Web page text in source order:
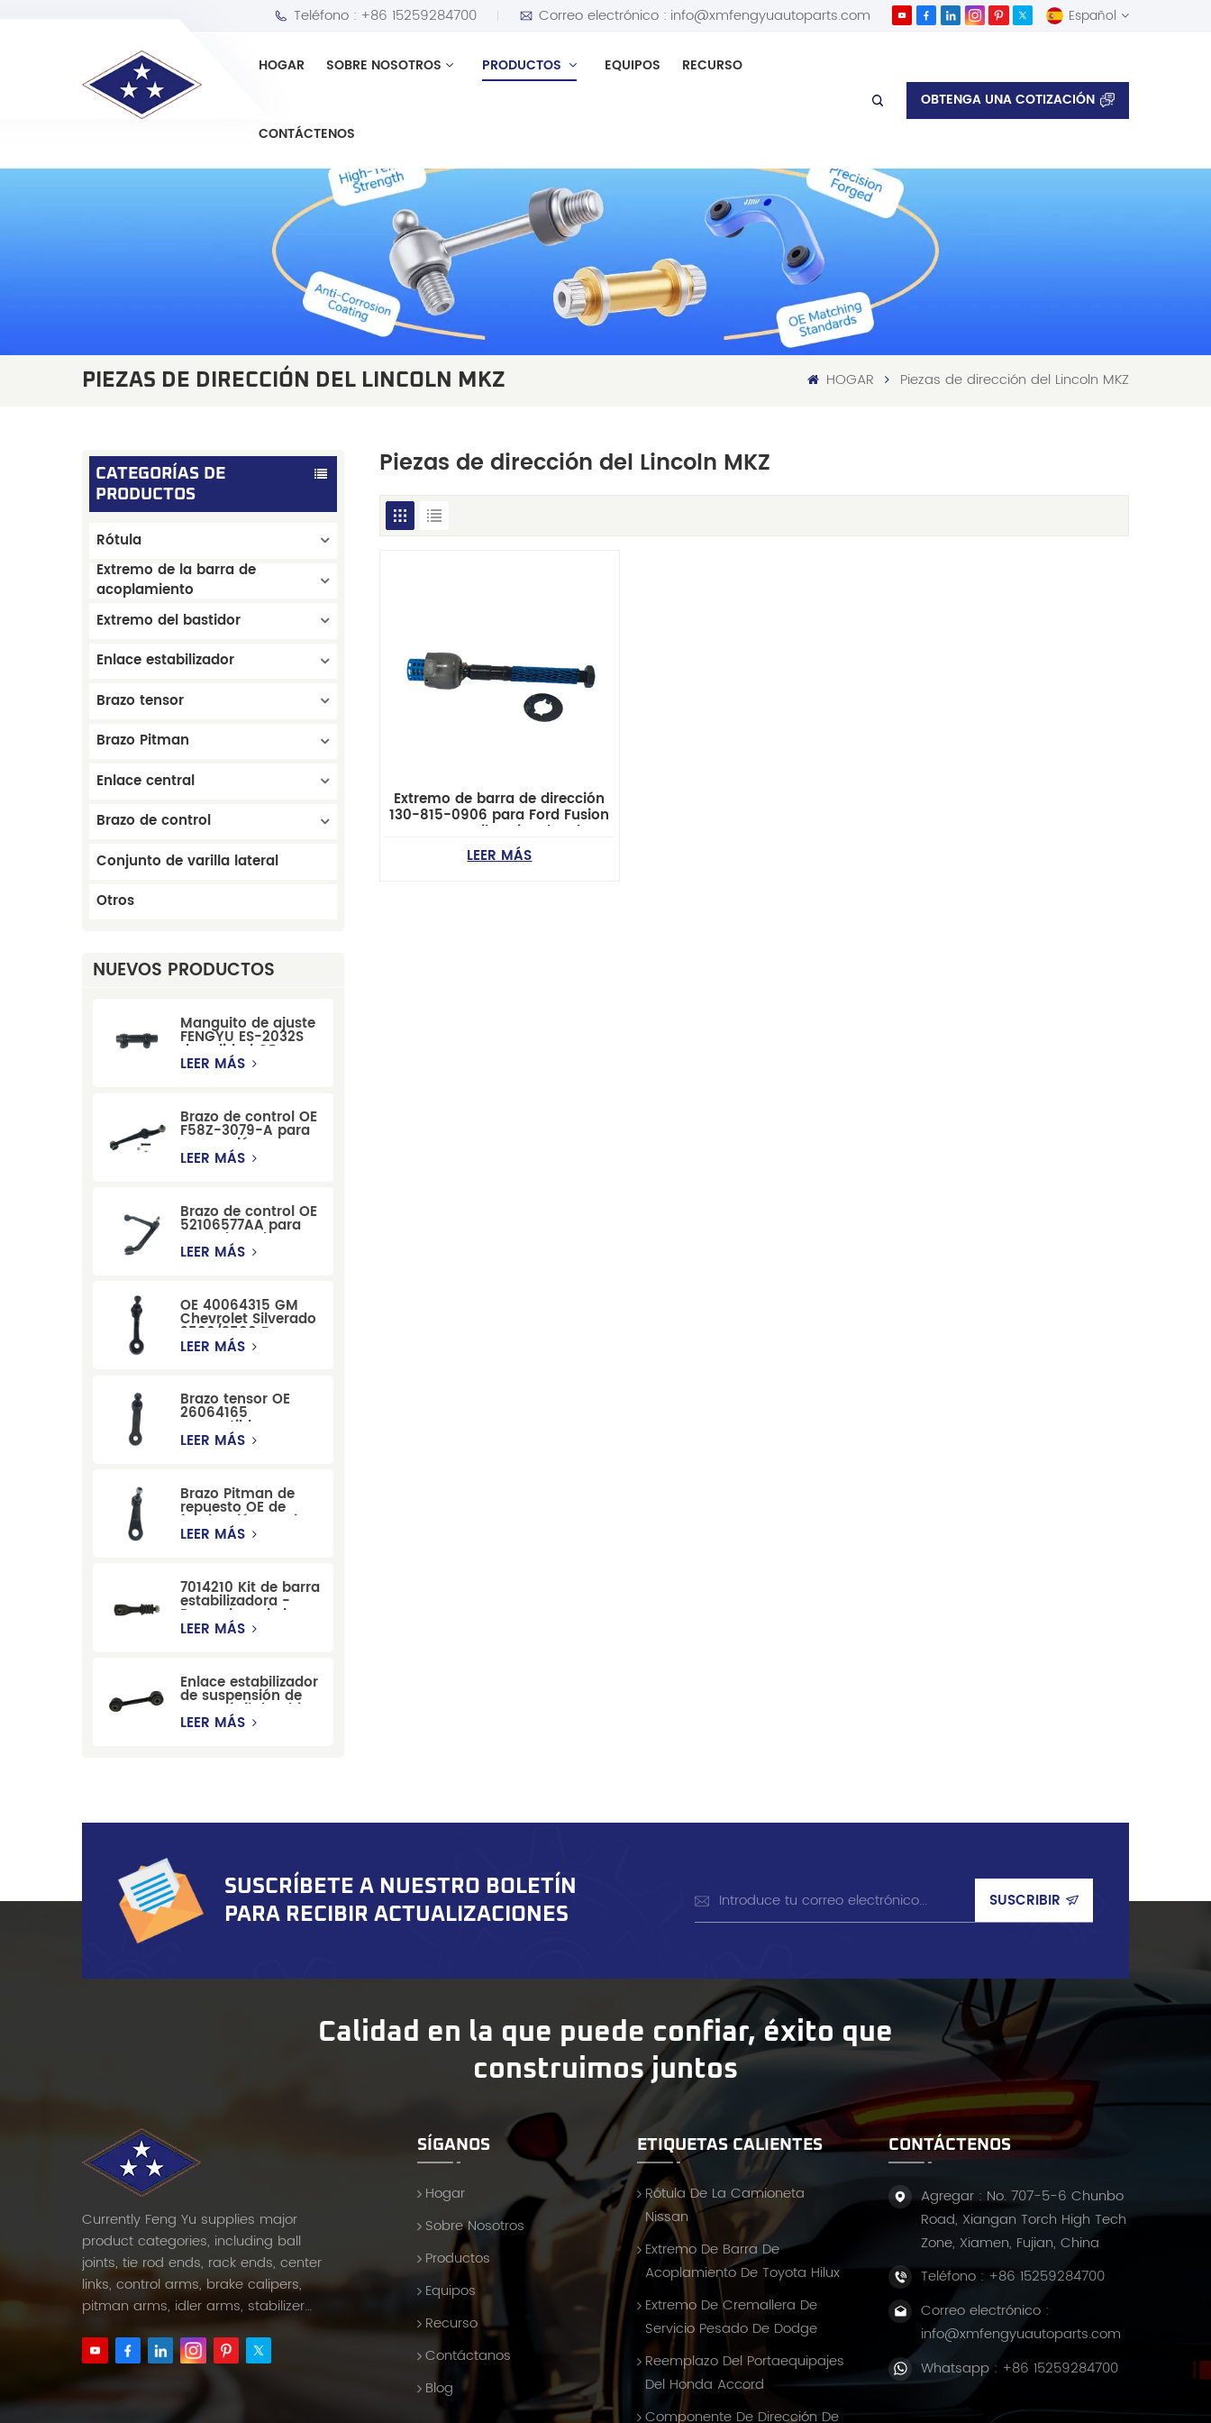
Teléfono : +86 15259284700 Correo electrónico : info@xmfengyuautoparts.com Español
English
HOGAR SOBRE NOSOTROS PRODUCTOS EQUIPOS RECURSO
CONTÁCTENOS
OBTENGA UNA COTIZACIÓN
PIEZAS DE DIRECCIÓN DEL LINCOLN MKZ HOGAR Piezas de dirección del Lincoln MKZ
CATEGORÍAS DE
PRODUCTOS
Rótula
Extremo de la barra de
acoplamiento
Extremo del bastidor
Enlace estabilizador
Brazo tensor
Brazo Pitman
Enlace central
Brazo de control
Conjunto de varilla lateral
Otros
NUEVOS PRODUCTOS
Manguito de ajuste
FENGYU ES-2032S
de calidad OE para
Mercury, Pontiac,
LEER MÁS
Brazo de control OE
F58Z-3079-A para
suspensión
delantera de Ford
LEER MÁS
Brazo de control OE
52106577AA para
reemplazo de
suspensión de
LEER MÁS
OE 40064315 GM
Chevrolet Silverado
2500/3500 Brazo
tensor para una
LEER MÁS
Brazo tensor OE
26064165
compatible con
modelos Cadillac
LEER MÁS
Brazo Pitman de
repuesto OE de
fabricación precisa
12479051, fabricado
Cadillac, Chevrolet
y Hummer.
LEER MÁS
7014210 Kit de barra
estabilizadora -
Reemplazo de barra
estabilizadora de
LEER MÁS
Enlace estabilizador
de suspensión de
automóvil de China
para Chevrolet
LEER MÁS
Piezas de dirección del Lincoln MKZ
Extremo de barra de dirección
130-815-0906 para Ford Fusion
Mercury Milan Lincoln Mkz
Zephyr
LEER MÁS
SUSCRÍBETE A NUESTRO BOLETÍN
PARA RECIBIR ACTUALIZACIONES
Calidad en la que puede confiar, éxito que
construimos juntos
Currently Feng Yu supplies major
product categories, including ball
joints, tie rod ends, rack ends, center
links, control arms, brake calipers,
pitman arms, idler arms, stabilizer
links and etc.
SÍGANOS
Hogar
Sobre Nosotros
Productos
Equipos
Recurso
Contáctanos
Blog
ETIQUETAS CALIENTES
Rótula De La Camioneta
Nissan
Extremo De Barra De
Acoplamiento De Toyota Hilux
Extremo De Cremallera De
Servicio Pesado De Dodge
Reemplazo Del Portaequipajes
Del Honda Accord
Componente De Dirección De
CONTÁCTENOS
Agregar : No. 707-5-6 Chunbo
Road, Xiangan Torch High Tech
Zone, Xiamen, Fujian, China
Teléfono : +86 15259284700
Correo electrónico :
info@xmfengyuautoparts.com
Whatsapp : +86 15259284700